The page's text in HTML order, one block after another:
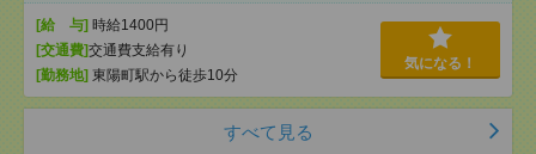
[給 与] 時給1400円
[交通費]交通費支給有り
[勤務地] 東陽町駅から徒歩10分
気になる！
すべて見る